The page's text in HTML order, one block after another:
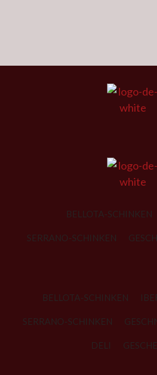
BELLOTA-SCHINKEN
SERRANO-SCHINKEN
BELLOTA-SCHINKEN
SERRANO-SCHINKEN
DELI